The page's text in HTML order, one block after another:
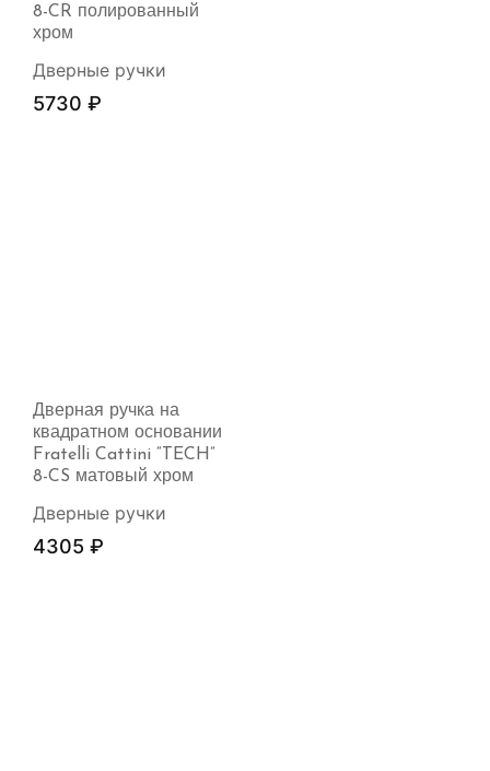
8-CR полированный
хром
Дверные ручки
5730 ₽
Дверная ручка на
квадратном основании
Fratelli Cattini “TECH”
8-CS матовый хром
Дверные ручки
4305 ₽